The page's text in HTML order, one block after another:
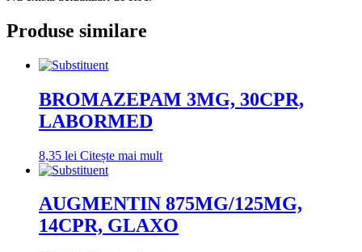
Produse similare
BROMAZEPAM 3MG, 30CPR,
LABORMED
8,35 lei Citește mai mult
AUGMENTIN 875MG/125MG,
14CPR, GLAXO